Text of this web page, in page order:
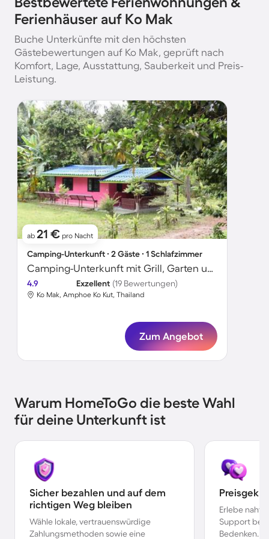
Ferienhäuser auf Ko Mak
Buche Unterkünfte mit den höchsten
Gästebewertungen auf Ko Mak, geprüft nach
Komfort, Lage, Ausstattung, Sauberkeit und Preis-
Leistung.
ab 21 € pro Nacht
Camping-Unterkunft ∙ 2 Gäste ∙ 1 Schlafzimmer
Camping-Unterkunft mit Grill, Garten und Terrasse | Gartenblick
4.9 Exzellent (19 Bewertungen)
Ko Mak, Amphoe Ko Kut, Thailand
Zum Angebot
Warum HomeToGo die beste Wahl
für deine Unterkunft ist
Sicher bezahlen und auf dem
richtigen Weg bleiben
Wähle lokale, vertrauenswürdige
Zahlungsmethoden sowie eine
Erlebe
Support bei
Bedenken.